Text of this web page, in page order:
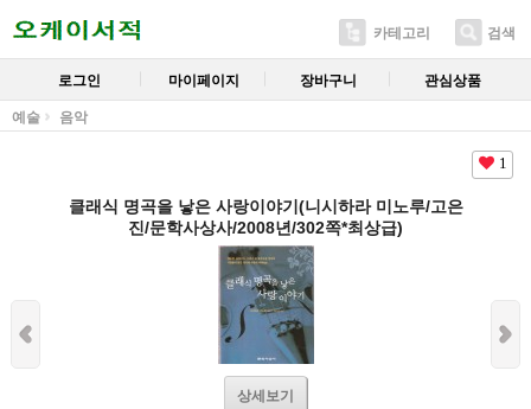
카테고리 검색
로그인 마이페이지 장바구니 관심상품
예술 음악
1
클래식 명곡을 낳은 사랑이야기(니시하라 미노루/고은
진/문학사상사/2008년/302쪽*최상급)
상세보기